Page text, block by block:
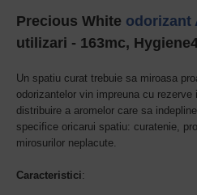
Precious White odorizant
utilizari - 163mc,
Un spatiu curat trebuie sa miroasa
odorizantelor vin impreuna cu
distribuire a aromelor care sa
specifice oricarui spatiu: curatenie,
mirosurilor neplacute.
Caracteristici: